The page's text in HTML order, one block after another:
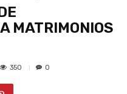
MATRIMONIOS
350 0